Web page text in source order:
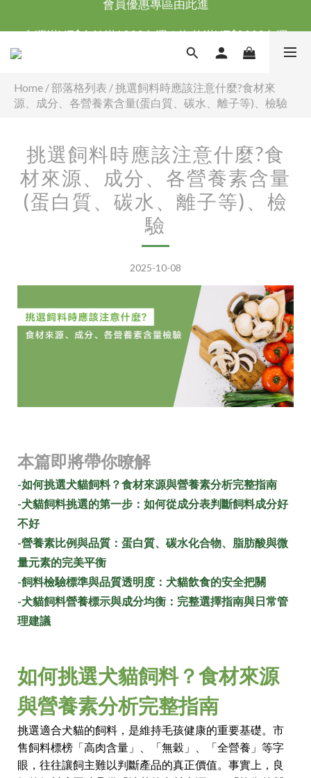
會員優惠專區由此進
Home /部落格列表 /挑選飼料時應該注意什麼?食材來
源、成分、各營養素含量(蛋白質、碳水、離子等)、檢驗
挑選飼料時應該注意什麼?食
材來源、成分、各營養素含量
(蛋白質、碳水、離子等)、檢
驗
2025-10-08
本篇即將帶你暸解
-如何挑選犬貓飼料？食材來源與營養素分析完整指南
-犬貓飼料挑選的第一步：如何從成分表判斷飼料成分好
不好
-營養素比例與品質：蛋白質、碳水化合物、脂肪酸與微
量元素的完美平衡
-飼料檢驗標準與品質透明度：犬貓飲食的安全把關
-犬貓飼料營養標示與成分均衡：完整選擇指南與日常管
理建議
如何挑選犬貓飼料？食材來源
與營養素分析完整指南
挑選適合犬貓的飼料，是維持毛孩健康的重要基礎。市
售飼料標榜「高肉含量」、「無穀」、「全營養」等字
眼，往往讓飼主難以判斷產品的真正價值。事實上，良